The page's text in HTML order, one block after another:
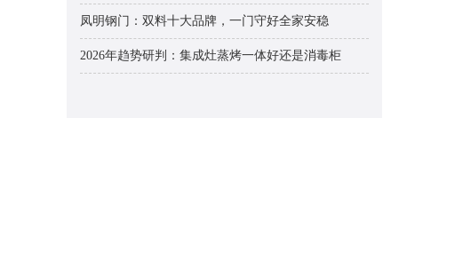
凤明钢门：双料十大品牌，一门守好全家安稳
2026年趋势研判：集成灶蒸烤一体好还是消毒柜